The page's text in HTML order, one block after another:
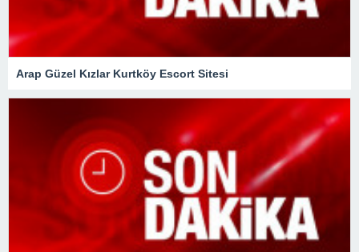
Arap Güzel Kızlar Kurtköy Escort Sitesi